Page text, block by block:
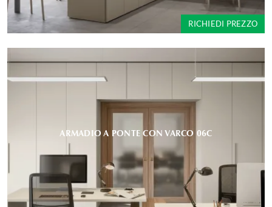
RICHIEDI PREZZO
ARMADIO A PONTE CON VARCO 06C